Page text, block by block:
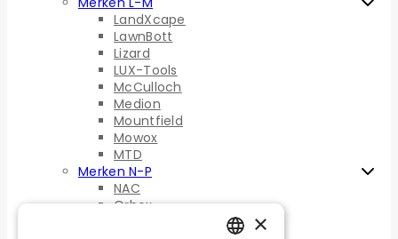
LandXcape
LawnBott
Lizard
LUX-Tools
McCulloch
Medion
Mountfield
Mowox
MTD
Merken N-P
NAC
Orbex
×